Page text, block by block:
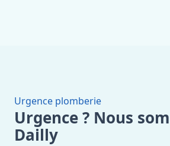
Urgence plomberie
Urgence ? Nous
Dailly